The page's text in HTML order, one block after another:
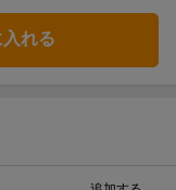
れる